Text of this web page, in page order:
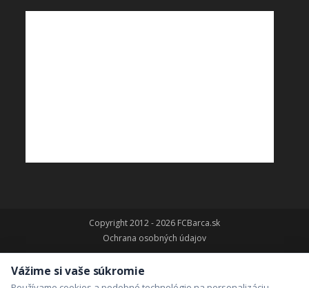
Copyright 2012 - 2026 FCBarca.sk
Ochrana osobných údajov
Vážime si vaše súkromie